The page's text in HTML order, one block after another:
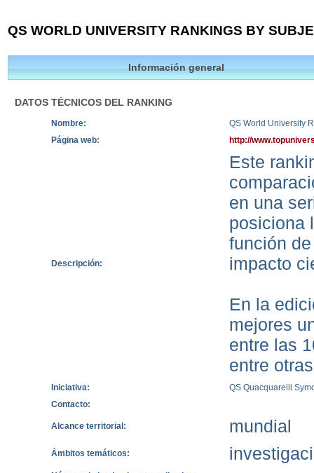
QS WORLD UNIVERSITY RANKINGS BY
Información general
DATOS TÉCNICOS DEL RANKING
Nombre:
QS World University
Página web:
http://
Descripción:
Este
en una
posiciona
función
impacto
En la
mejores
entre las
entre
Iniciativa:
QS Quacquarelli
Contacto:
Alcance territorial: mundial
Ámbitos temáticos: